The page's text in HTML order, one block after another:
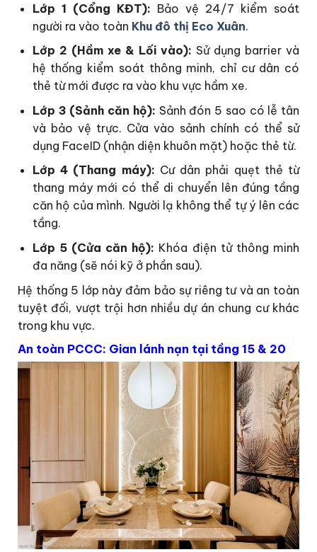
Lớp 1 (Cổng KĐT): Bảo vệ 24/7 kiểm soát
người ra vào toàn Khu đô thị Eco Xuân.
Lớp 2 (Hầm xe & Lối vào): Sử dụng barrier và
hệ thống kiểm soát thông minh, chỉ cư dân có
thẻ từ mới được ra vào khu vực hầm xe.
Lớp 3 (Sảnh căn hộ): Sảnh đón 5 sao có lễ tân
và bảo vệ trực. Cửa vào sảnh chính có thể sử
dụng FaceID (nhận diện khuôn mặt) hoặc thẻ từ.
Lớp 4 (Thang máy): Cư dân phải quẹt thẻ từ
thang máy mới có thể di chuyển lên đúng tầng
căn hộ của mình. Người lạ không thể tự ý lên các
tầng.
Lớp 5 (Cửa căn hộ): Khóa điện tử thông minh
đa năng (sẽ nói kỹ ở phần sau).
Hệ thống 5 lớp này đảm bảo sự riêng tư và an toàn
tuyệt đối, vượt trội hơn nhiều dự án chung cư khác
trong khu vực.
An toàn PCCC: Gian lánh nạn tại tầng 15 & 20